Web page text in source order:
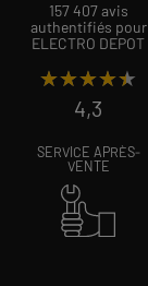
157 407 avis
authentifiés pour
ELECTRO DEPOT
★★★★★
★★★★★
4,3
SERVICE APRÈS-
VENTE